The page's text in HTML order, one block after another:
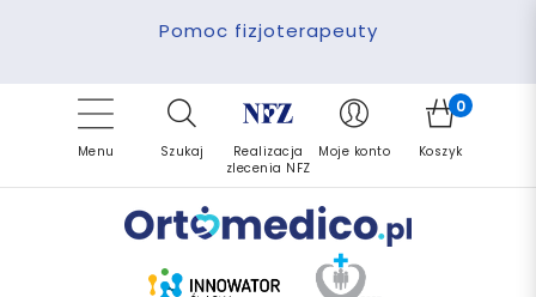
Darmowa dostawa
Pomoc fizjoterapeuty
Finansowanie PFRON
Refundacja NFZ
Zrealizuj zlecenie ponownie
Menu Szukaj
Realizacja
zlecenia NFZ
Moje konto
0
Koszyk